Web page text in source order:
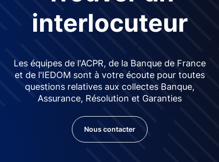
interlocuteur
Les équipes de l'ACPR, de la Banque de France
et de l'IEDOM sont à votre écoute pour toutes
questions relatives aux collectes Banque,
Assurance, Résolution et Garanties
Nous contacter